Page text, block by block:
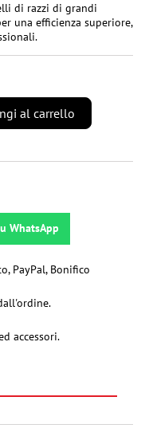
di razzi di grandi
una efficienza superiore,
al carrello
WhatsApp
PayPal, Bonifico
accessori.